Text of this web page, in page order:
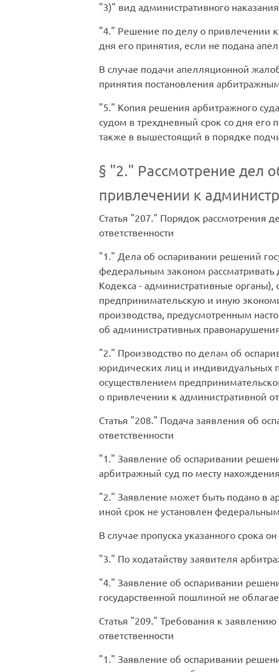
3)
вид административного
4.
Решение по делу о привлечении к
дня его принятия, если не подана
В случае подачи апелляционной
принятия постановления
5.
Копия решения арбитражного
судом в трехдневный срок со дня
также в вышестоящий в порядке
§ 2.
Рассмотрение дел
привлечении к
Статья 207.
Порядок рассмотрения
ответственности
1.
Дела об оспаривании решений
федеральным законом
Кодекса - административные
предпринимательскую и иную
производства, предусмотренным
об административных
2.
Производство по делам об
юридических лиц и индивидуальных
осуществлением
о привлечении к административной
Статья
208.
Подача заявления об
ответственности
1. Заявление об оспаривании
арбитражный суд по месту
2. Заявление может быть подано в
иной срок не установлен
В случае пропуска указанного срока
3.
По ходатайству заявителя
4. Заявление об оспаривании
государственной пошлиной не
Статья
209. Требования к
ответственности
1. Заявление об оспаривании